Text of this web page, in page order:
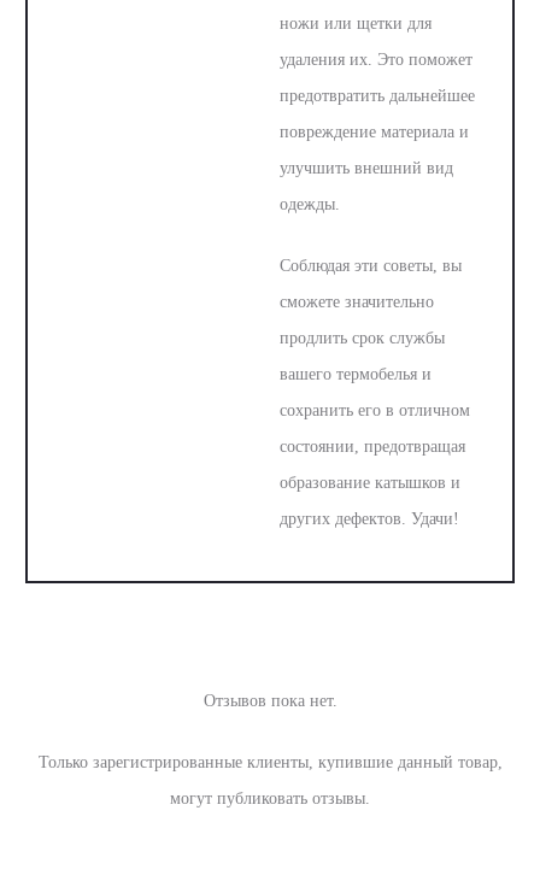
ножи или щетки для
удаления их. Это поможет
предотвратить дальнейшее
повреждение материала и
улучшить внешний вид
одежды.
Соблюдая эти советы, вы
сможете значительно
продлить срок службы
вашего термобелья и
сохранить его в отличном
состоянии, предотвращая
образование катышков и
других дефектов. Удачи!
О
Отзывов пока нет.
Только зарегистрированные клиенты, купившие данный товар,
могут публиковать отзывы.